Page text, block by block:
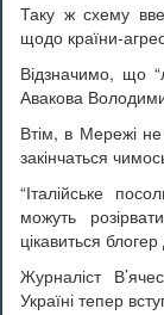
Таку ж схему
щодо країни-
Відзначимо, що
Авакова
Втім, в Мережі не
закінчаться
“Італійське
можуть
цікавиться
Журналіст
Україні тепер